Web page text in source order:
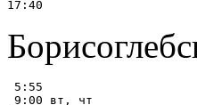
5:55
9:00 вт, чт